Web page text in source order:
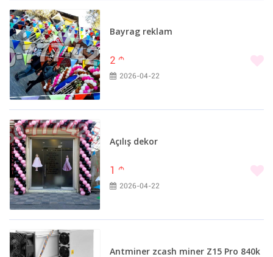
Bayrag reklam
2 m
2026-04-22
Açılış dekor
1 m
2026-04-22
Antminer zcash miner Z15 Pro 840k